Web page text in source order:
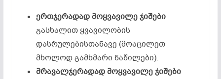
ერთჯერადადმოყვავილეჯიშები
გასხალით ყვავილობის
დასრულებისთანავე (მოაცილეთ
მხოლოდ გამხმარი ნაწილები).
მრავალჯერადადმოყვავილეჯიშები